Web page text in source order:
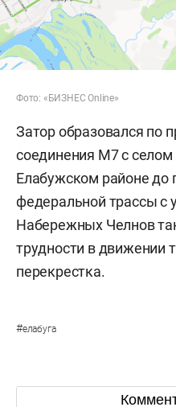
Фото: «БИЗНЕС Online»
Затор образовался по
соединения М7 с
Елабужском районе до
федеральной трассы с
Набережных Челнов
трудности в движении
перекрестка.
#елабуга